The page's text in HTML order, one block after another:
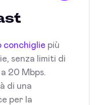
conchiglie più
senza limiti di
20 Mbps.
di una
per la